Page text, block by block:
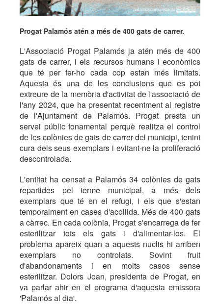
Progat Palamós atén a més de 400 gats de carrer.
L'Associació Progat Palamós ja atén més de 400
gats de carrer, i els recursos humans i econòmics
que té per fer-ho cada cop estan més limitats.
Aquesta és una de les conclusions que es pot
extreure de la memòria d'activitat de l'associació de
l'any 2024, que ha presentat recentment al registre
de l'Ajuntament de Palamós. Progat presta un
servei públic fonamental perquè realitza el control
de les colònies de gats de carrer del municipi, tenint
cura dels seus exemplars i evitant-ne la proliferació
descontrolada.
L'entitat ha censat a Palamós 34 colònies de gats
repartides pel terme municipal, a més dels
exemplars que té en el refugi, i els que s'estan
temporalment en cases d'acollida. Més de 400 gats
a càrrec. En cada colònia, Progat s'encarrega de fer
esterilitzar tots els gats i d'alimentar-los. El
problema apareix quan a aquests nuclis hi arriben
exemplars no controlats. Sovint fruit
d'abandonaments i en molts casos sense
esterilitzar. Dolors Joan, presidenta de Progat, en
va parlar ahir en el programa d'aquesta emissora
'Palamós al dia'.